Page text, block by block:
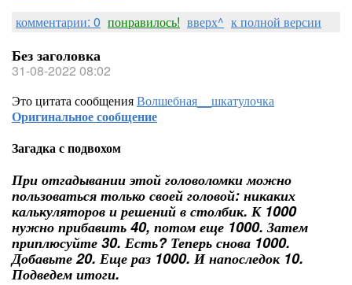
комментарии: 0 понравилось! вверх^ к полной версии
Без заголовка
31-08-2022 08:02
Это цитата сообщенияВолшебная__шкатулочка
Оригинальное сообщение
Загадка с подвохом
При отгадывании этой головоломки можно
пользоваться только своей головой: никаких
калькуляторов и решений в столбик. К 1000
нужно прибавить 40, потом еще 1000. Затем
приплюсуйте 30. Есть? Теперь снова 1000.
Добавьте 20. Еще раз 1000. И напоследок 10.
Подведем итоги.